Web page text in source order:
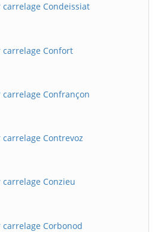
Condeissiat
Confort
Confrançon
Contrevoz
Conzieu
Corbonod